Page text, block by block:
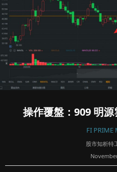
操作覆盤：909 明
FI PRIME
股市知析